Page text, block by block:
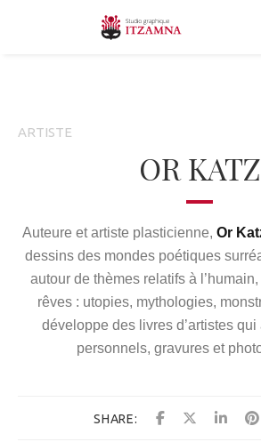
ARTISTE
OR KATZ
Auteure et artiste plasticienne, Or
dessins des mondes poétiques
autour de thèmes relatifs à
rêves : utopies, mythologies,
développe des livres d’artistes
personnels, gravures et
SHARE: